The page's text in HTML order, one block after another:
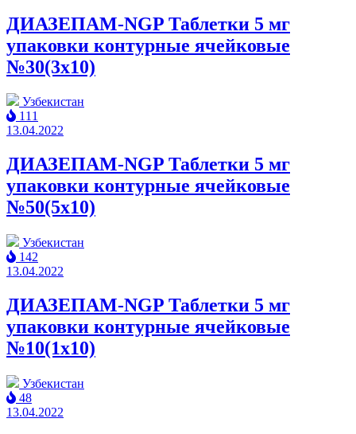
ДИАЗЕПАМ-NGP Таблетки 5 мг
упаковки контурные ячейковые
№30(3x10)
Узбекистан
111
13.04.2022
ДИАЗЕПАМ-NGP Таблетки 5 мг
упаковки контурные ячейковые
№50(5x10)
Узбекистан
142
13.04.2022
ДИАЗЕПАМ-NGP Таблетки 5 мг
упаковки контурные ячейковые
№10(1x10)
Узбекистан
48
13.04.2022